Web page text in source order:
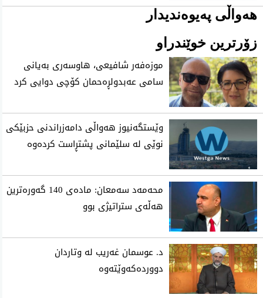
هەواڵی پەیوەندیدار
زۆرترین خوێندراو
موزه‌فه‌ر شافیعی، هاوسه‌ری به‌یانی
سامی عه‌بدولڕه‌حمان كۆچی‌ دوایی كرد
وێستگەنیوز هەواڵی دامەزراندنی حزبێکی
نوێی لە سلێمانی پشتڕاست کردەوە
محه‌مه‌د سه‌معان: ماده‌ی 140 گه‌وره‌ترین
هه‌ڵه‌ی ستراتیژی‌ بوو
د. عوسمان غەریب لە وتاردان
دووردەکەوێتەوە